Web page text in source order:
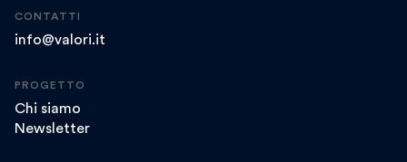
CONTATTI
info@valori.it
PROGETTO
Chi siamo
Newsletter